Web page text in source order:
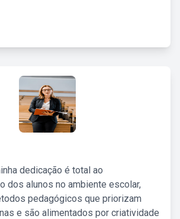
dedicação é total ao
dos alunos no ambiente escolar,
pedagógicos que priorizam
e são alimentados por criatividade